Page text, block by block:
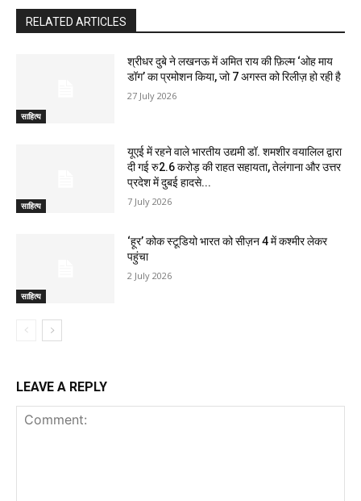
RELATED ARTICLES
साहित्य
श्रीधर दुबे ने लखनऊ में अमित राय की फ़िल्म ‘ओह माय
डॉग’ का प्रमोशन किया, जो 7 अगस्त को रिलीज़ हो रही है
27 July 2026
साहित्य
यूएई में रहने वाले भारतीय उद्यमी डॉ. शमशीर वयालिल द्वारा
दी गई रु2.6 करोड़ की राहत सहायता, तेलंगाना और उत्तर
प्रदेश में दुबई हादसे...
7 July 2026
साहित्य
‘हूर’ कोक स्‍टूडियो भारत को सीज़न 4 में कश्‍मीर लेकर
पहुंचा
2 July 2026
LEAVE A REPLY